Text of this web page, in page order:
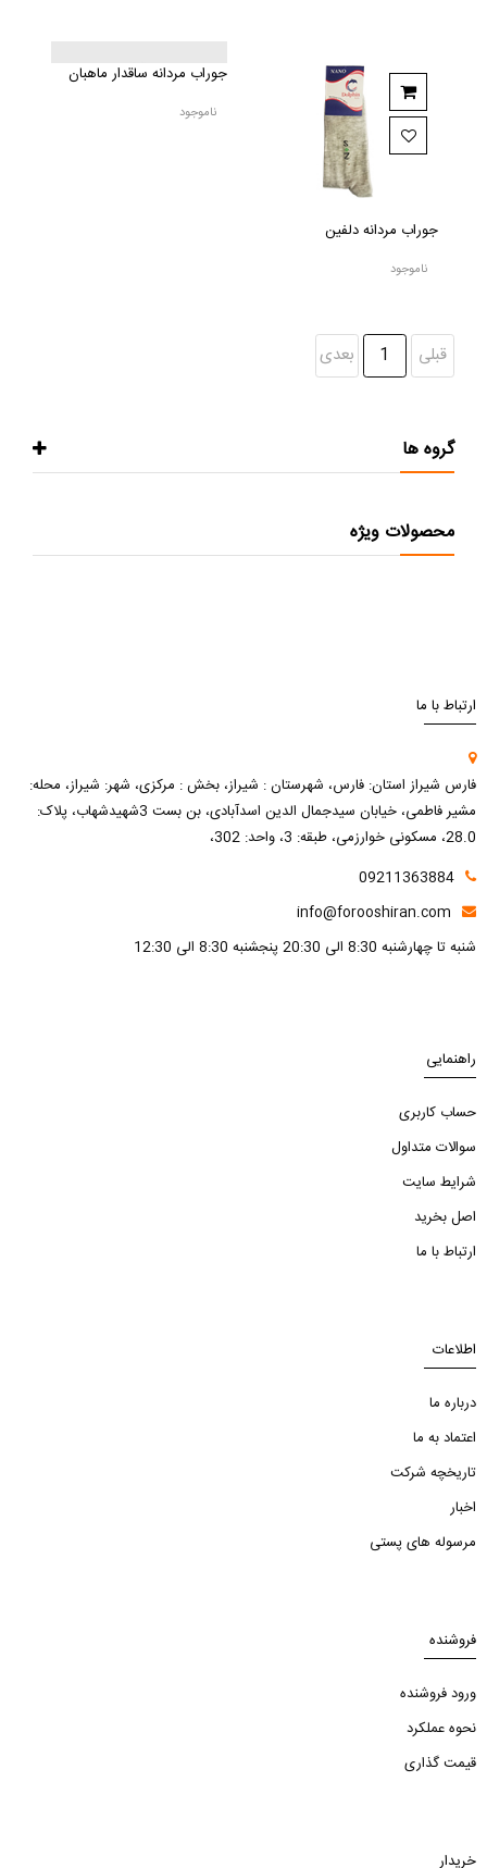
جوراب مردانه دلفین
ناموجود
جوراب مردانه ساقدار ماهبان
ناموجود
قبلی 1 بعدی
گروه ها
محصولات ویژه
ارتباط با ما
فارس شیراز استان: فارس، شهرستان : شیراز، بخش : مرکزی، شهر: شیراز، محله:
مشیر فاطمی، خیابان سیدجمال الدین اسدآبادی، بن بست 3شهیدشهاب، پلاک:
28.0، مسکونی خوارزمی، طبقه: 3، واحد: 302،
09211363884
info@forooshiran.com
شنبه تا چهارشنبه 8:30 الی 20:30 پنجشنبه 8:30 الی 12:30
راهنمایی
حساب کاربری
سوالات متداول
شرایط سایت
اصل بخرید
ارتباط با ما
اطلاعات
درباره ما
اعتماد به ما
تاریخچه شرکت
اخبار
مرسوله های پستی
فروشنده
ورود فروشنده
نحوه عملکرد
قیمت گذاری
خریدار